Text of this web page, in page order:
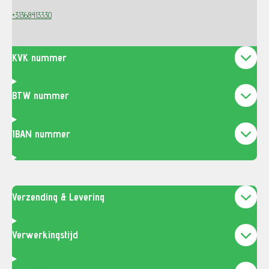
+31368413330
KVK nummer
BTW nummer
IBAN nummer
Verzending & Levering
Verwerkingstijd